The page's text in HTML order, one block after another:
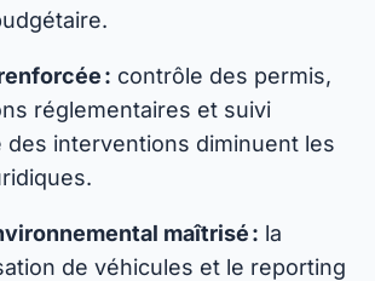
: contrôle des permis,
réglementaires et suivi
des interventions diminuent les
maîtrisé : la
de véhicules et le reporting